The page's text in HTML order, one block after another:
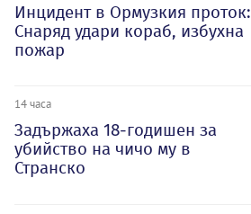
Инцидент в Ормузкия проток:
Снаряд удари кораб, избухна
пожар
14 часа
Задържаха 18-годишен за
убийство на чичо му в
Странско